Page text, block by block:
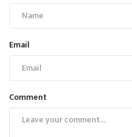
Email
Comment